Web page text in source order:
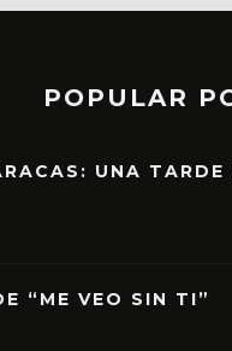
POPULAR
UNA TARDE
“ME VEO SIN TI”